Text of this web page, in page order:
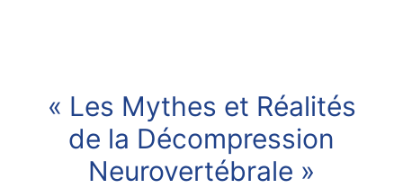
« Les Mythes et Réalités
de la Décompression
Neurovertébrale »